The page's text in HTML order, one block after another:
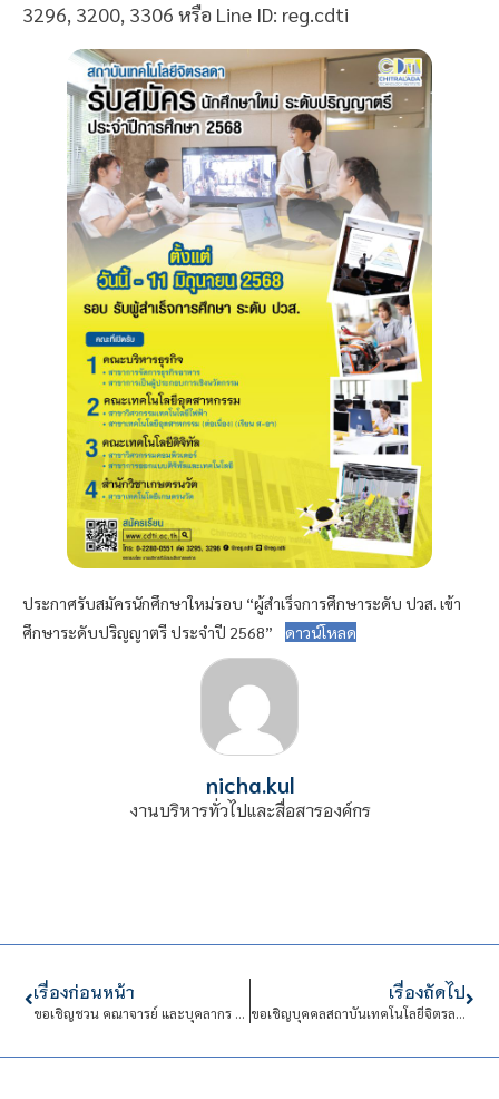
3296, 3200, 3306 หรือ Line ID: reg.cdti
ประกาศรับสมัครนักศึกษาใหม่รอบ “ผู้สำเร็จการศึกษาระดับ ปวส. เข้า
ศึกษาระดับปริญญาตรี ประจำปี 2568”
ดาวน์โหลด
nicha.kul
งานบริหารทั่วไปและสื่อสารองค์กร
เรื่องก่อนหน้า
ขอเชิญชวน คณาจารย์ และบุคลากร เข้าร่วมกิจกรรมส่งเสริมศักยภาพคณาจารย์ด้านการสอน รุ่นที่ 4 เรื่อง : การอบรมเชิงปฏิบัติการ “การเขียนรายงานเพื่อรับการประเมิน สมรรถนะด้านการเรียนการสอน ( Thailland PSF )”
เรื่องถัดไป
ขอเชิญบุคคลสถาบันเทคโนโลยีจิตรลดา เข้าร่วมรับฟังบรรยาย ในหัวข้อ “Cyber Security การป้องกันภัยคุกคามทางไซเบอร์ในองค์กร”